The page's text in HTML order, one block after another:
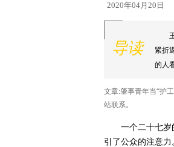
2020年04月20日
导读
紧折
的人
文章:肇事青年当“护
站联系。
一个二十七岁
引了公众的注意